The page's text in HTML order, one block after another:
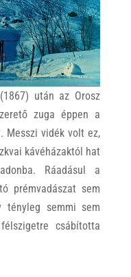
után az Orosz
zuga éppen a
Messzi vidék volt ez,
kávéházaktól hat
Ráadásul a
prémvadászat sem
tényleg semmi sem
csábította